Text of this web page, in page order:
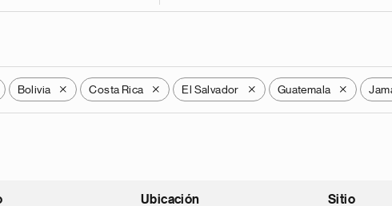
Bolivia X Costa Rica X El Salvador X Guatemala X
Ubicación Sitio